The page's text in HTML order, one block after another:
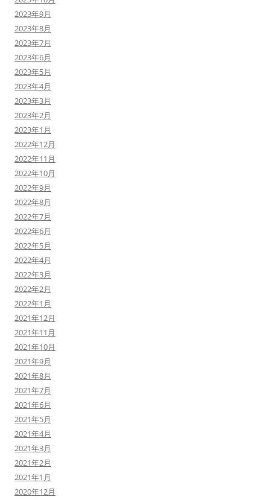
2023年9月
2023年8月
2023年7月
2023年6月
2023年5月
2023年4月
2023年3月
2023年2月
2023年1月
2022年12月
2022年11月
2022年10月
2022年9月
2022年8月
2022年7月
2022年6月
2022年5月
2022年4月
2022年3月
2022年2月
2022年1月
2021年12月
2021年11月
2021年10月
2021年9月
2021年8月
2021年7月
2021年6月
2021年5月
2021年4月
2021年3月
2021年2月
2021年1月
2020年12月